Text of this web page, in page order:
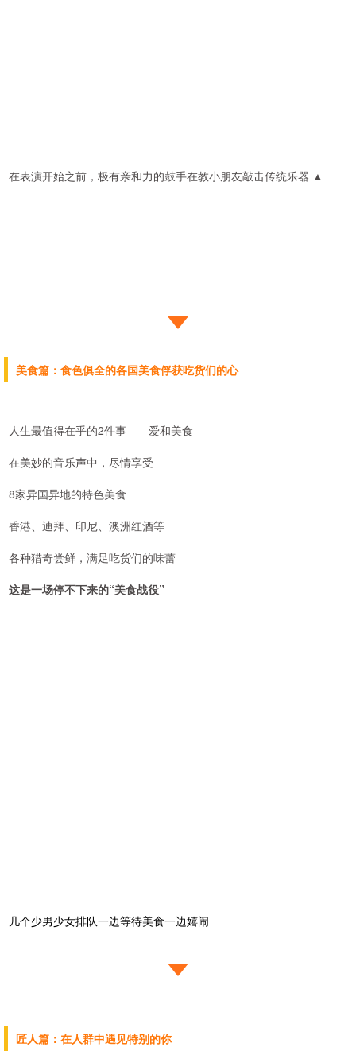
在表演开始之前，极有亲和力的鼓手在教小朋友敲击传统乐器 ▲
美食篇：食色俱全的各国美食俘获吃货们的心
人生最值得在乎的2件事——爱和美食
在美妙的音乐声中，尽情享受
8家异国异地的特色美食
香港、迪拜、印尼、澳洲红酒等
各种猎奇尝鲜，满足吃货们的味蕾
这是一场停不下来的“美食战役”
几个少男少女排队一边等待美食一边嬉闹
匠人篇：在人群中遇见特别的你